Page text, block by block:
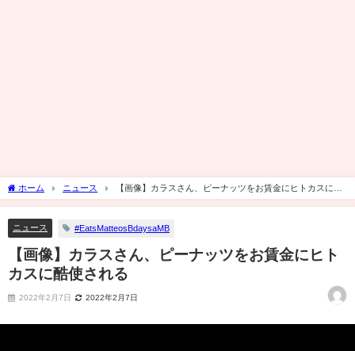
ホーム ニュース
【画像】カラスさん、ピーナッツをお賃金にヒトカスに酷
使される
ニュース #EatsMatteosBdaysaMB
【画像】カラスさん、ピーナッツをお賃金にヒト
カスに酷使される
2022年2月7日 2022年2月7日